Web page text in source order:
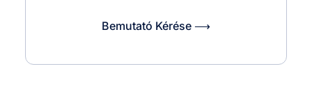
Bemutató Kérése ⟶